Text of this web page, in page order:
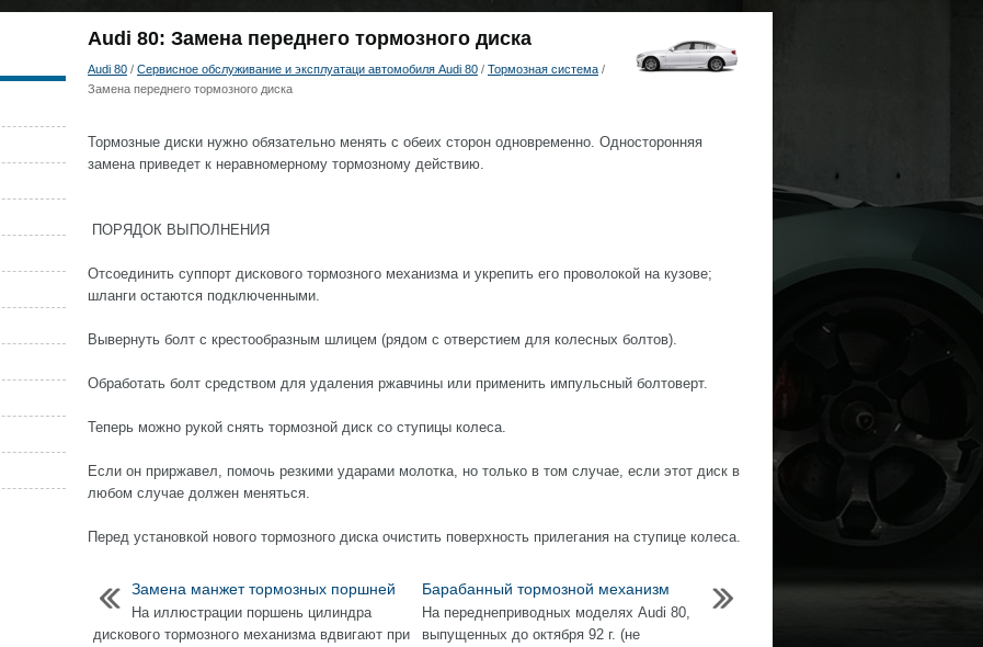
Audi 80: Замена переднего тормозного диска
Audi 80 / Сервисное обслуживание и эксплуатаци автомобиля Audi 80 / Тормозная система /
Замена переднего тормозного диска
Тормозные диски нужно обязательно менять с обеих сторон одновременно. Односторонняя
замена приведет к неравномерному тормозному действию.
ПОРЯДОК ВЫПОЛНЕНИЯ
Отсоединить суппорт дискового тормозного механизма и укрепить его проволокой на кузове;
шланги остаются подключенными.
Вывернуть болт с крестообразным шлицем (рядом с отверстием для колесных болтов).
Обработать болт средством для удаления ржавчины или применить импульсный болтоверт.
Теперь можно рукой снять тормозной диск со ступицы колеса.
Если он приржавел, помочь резкими ударами молотка, но только в том случае, если этот диск в
любом случае должен меняться.
Перед установкой нового тормозного диска очистить поверхность прилегания на ступице колеса.
Замена манжет тормозных поршней
На иллюстрации поршень цилиндра
дискового тормозного механизма вдвигают при
Барабанный тормозной механизм
На переднеприводных моделях Audi 80,
выпущенных до октября 92 г. (не